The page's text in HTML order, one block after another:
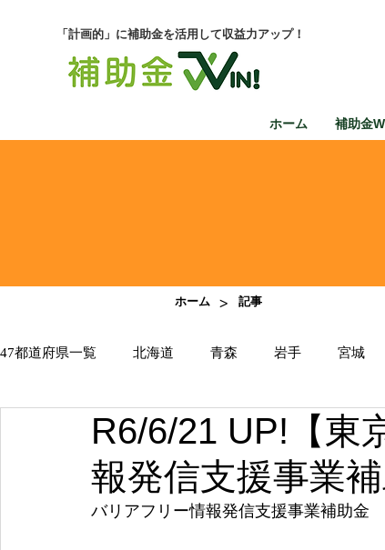
「計画的」に補助金を活用して収益力アップ！
ホーム 補助金
ホーム > 記事
47都道府県一覧 北海道 青森 岩手 宮城
千葉 東京 神奈川 新潟 富
三重 滋賀 京都 大阪 兵庫
R6/6/21 UP!【東
報発信支援事業
バリアフリー情報発信支援事業補助金